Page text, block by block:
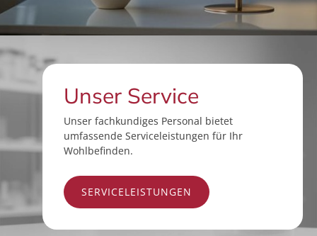
Unser Service
Unser fachkundiges Personal bietet
umfassende Serviceleistungen für Ihr
Wohlbefinden.
SERVICELEISTUNGEN